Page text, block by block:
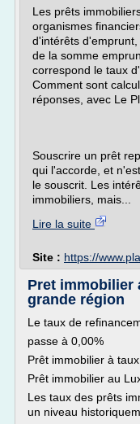
Les prêts
organismes
d'intérêts
de la somme
correspond le taux
Comment sont
réponses, avec Le
Souscrire un prêt
qui l'accorde, et
le souscrit. Les
immobiliers, mais...
Lire la suite
Site : https://
Pret immobilier
grande région
Le taux de
passe à 0,00%
Prêt immobilier à
Prêt immobilier au
Les taux des prêts
un niveau